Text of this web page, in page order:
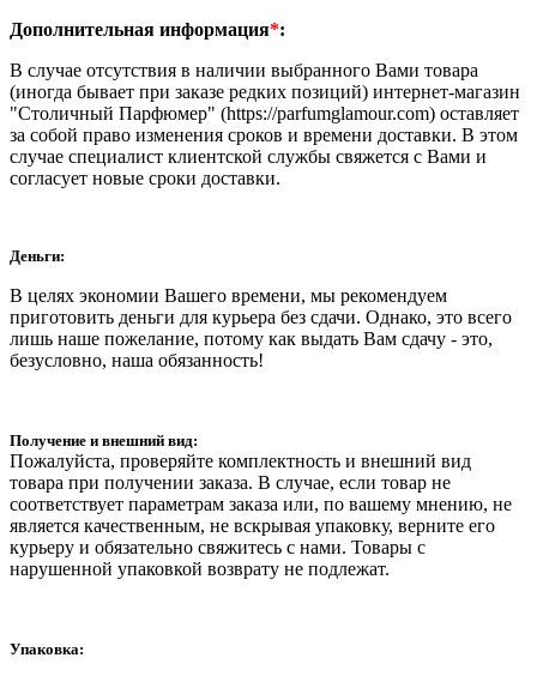
Дополнительная информация*:
В случае отсутствия в наличии выбранного Вами товара
(иногда бывает при заказе редких позиций) интернет-магазин
"Столичный Парфюмер" (https://parfumglamour.com) оставляет
за собой право изменения сроков и времени доставки. В этом
случае специалист клиентской службы свяжется с Вами и
согласует новые сроки доставки.
Деньги:
В целях экономии Вашего времени, мы рекомендуем
приготовить деньги для курьера без сдачи. Однако, это всего
лишь наше пожелание, потому как выдать Вам сдачу - это,
безусловно, наша обязанность!
Получение и внешний вид:
Пожалуйста, проверяйте комплектность и внешний вид
товара при получении заказа. В случае, если товар не
соответствует параметрам заказа или, по вашему мнению, не
является качественным, не вскрывая упаковку, верните его
курьеру и обязательно свяжитесь с нами. Товары с
нарушенной упаковкой возврату не подлежат.
Упаковка: